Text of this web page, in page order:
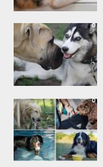
0
0